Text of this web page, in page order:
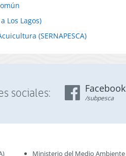
Los Lagos)
(SERNAPESCA)
sociales: Facebook
/subpesca
Ministerio del Medio Ambiente